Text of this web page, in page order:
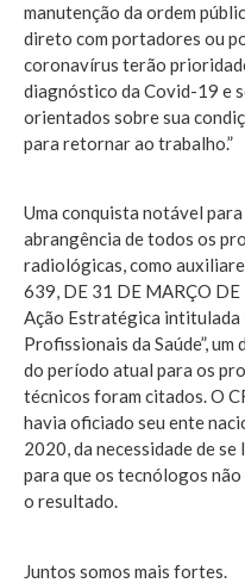
manutenção da ordem
direto com portadores ou
coronavírus terão
diagnóstico da Covid-19 e
orientados sobre sua
para retornar ao trabalho.”
Uma conquista notável
abrangência de todos os
radiológicas, como
639, DE 31 DE MARÇO
Ação Estratégica intitulada
Profissionais da Saúde”,
do período atual para os
técnicos foram citados. O
havia oficiado seu ente
2020, da necessidade de
para que os tecnólogos
o resultado.
Juntos somos mais fortes.